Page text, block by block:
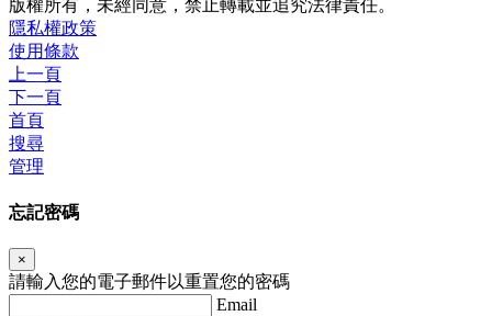
版權所有，未經同意，禁止轉載並追究法律責任。
隱私權政策
使用條款
上一頁
下一頁
首頁
搜尋
管理
忘記密碼
×
請輸入您的電子郵件以重置您的密碼
Email